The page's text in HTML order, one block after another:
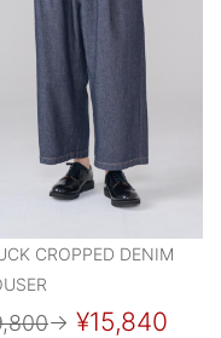
CROPPED DENIM
→ ¥15,840